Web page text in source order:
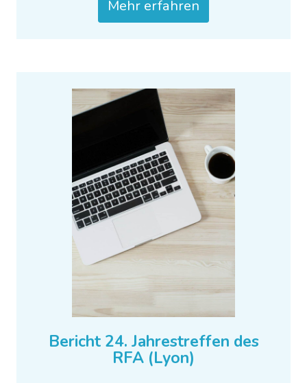
Mehr erfahren
Bericht 24. Jahrestreffen des
RFA (Lyon)